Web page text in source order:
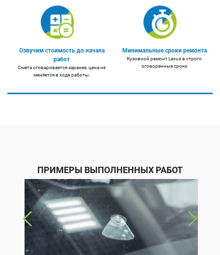
Озвучим стоимость до начала
работ
Смета оговаривается заранее, цена не
меняется в ходе работы.
Минимальные сроки ремонта
Кузовной ремонт Lexus в строго
оговоренные сроки
ПРИМЕРЫ ВЫПОЛНЕННЫХ РАБОТ